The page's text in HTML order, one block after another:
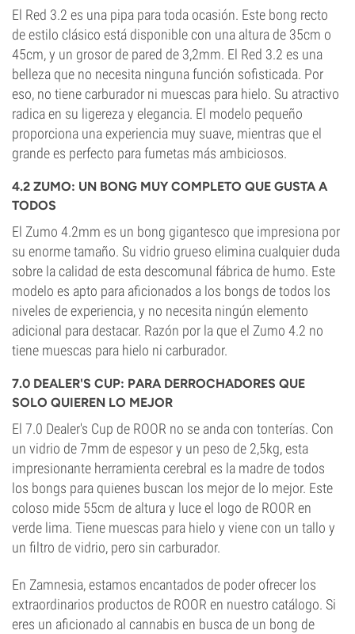
El Red 3.2 es una pipa para toda ocasión. Este bong recto
de estilo clásico está disponible con una altura de 35cm o
45cm, y un grosor de pared de 3,2mm. El Red 3.2 es una
belleza que no necesita ninguna función sofisticada. Por
eso, no tiene carburador ni muescas para hielo. Su atractivo
radica en su ligereza y elegancia. El modelo pequeño
proporciona una experiencia muy suave, mientras que el
grande es perfecto para fumetas más ambiciosos.
4.2 ZUMO: UN BONG MUY COMPLETO QUE GUSTA A
TODOS
El Zumo 4.2mm es un bong gigantesco que impresiona por
su enorme tamaño. Su vidrio grueso elimina cualquier duda
sobre la calidad de esta descomunal fábrica de humo. Este
modelo es apto para aficionados a los bongs de todos los
niveles de experiencia, y no necesita ningún elemento
adicional para destacar. Razón por la que el Zumo 4.2 no
tiene muescas para hielo ni carburador.
7.0 DEALER'S CUP: PARA DERROCHADORES QUE
SOLO QUIEREN LO MEJOR
El 7.0 Dealer's Cup de ROOR no se anda con tonterías. Con
un vidrio de 7mm de espesor y un peso de 2,5kg, esta
impresionante herramienta cerebral es la madre de todos
los bongs para quienes buscan los mejor de lo mejor. Este
coloso mide 55cm de altura y luce el logo de ROOR en
verde lima. Tiene muescas para hielo y viene con un tallo y
un filtro de vidrio, pero sin carburador.
En Zamnesia, estamos encantados de poder ofrecer los
extraordinarios productos de ROOR en nuestro catálogo. Si
eres un aficionado al cannabis en busca de un bong de